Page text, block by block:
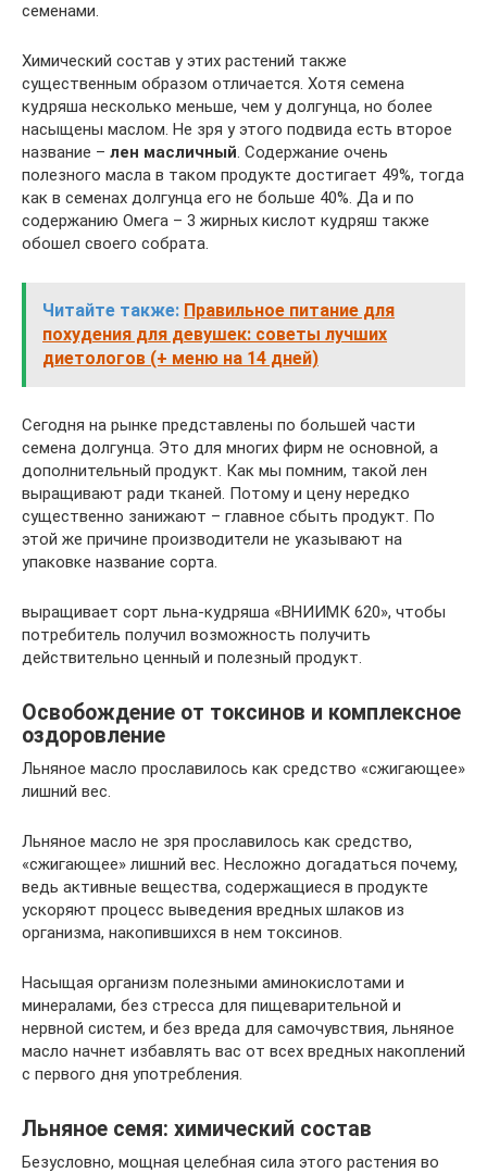
семенами.
Химический состав у этих растений также
существенным образом отличается. Хотя семена
кудряша несколько меньше, чем у долгунца, но более
насыщены маслом. Не зря у этого подвида есть второе
название – лен масличный. Содержание очень
полезного масла в таком продукте достигает 49%, тогда
как в семенах долгунца его не больше 40%. Да и по
содержанию Омега – 3 жирных кислот кудряш также
обошел своего собрата.
Читайте также: Правильное питание для
похудения для девушек: советы лучших
диетологов (+ меню на 14 дней)
Сегодня на рынке представлены по большей части
семена долгунца. Это для многих фирм не основной, а
дополнительный продукт. Как мы помним, такой лен
выращивают ради тканей. Потому и цену нередко
существенно занижают – главное сбыть продукт. По
этой же причине производители не указывают на
упаковке название сорта.
выращивает сорт льна-кудряша «ВНИИМК 620», чтобы
потребитель получил возможность получить
действительно ценный и полезный продукт.
Освобождение от токсинов и комплексное
оздоровление
Льняное масло прославилось как средство «сжигающее»
лишний вес.
Льняное масло не зря прославилось как средство,
«сжигающее» лишний вес. Несложно догадаться почему,
ведь активные вещества, содержащиеся в продукте
ускоряют процесс выведения вредных шлаков из
организма, накопившихся в нем токсинов.
Насыщая организм полезными аминокислотами и
минералами, без стресса для пищеварительной и
нервной систем, и без вреда для самочувствия, льняное
масло начнет избавлять вас от всех вредных накоплений
с первого дня употребления.
Льняное семя: химический состав
Безусловно, мощная целебная сила этого растения во